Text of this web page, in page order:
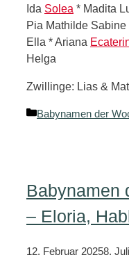
Ida Solea * Madita
Pia Mathilde
Ella * Ariana
Helga
Zwillinge: Lias &
Kategorien
Babynamen der
Babynamen
– Eloria,
12. Februar 20258.